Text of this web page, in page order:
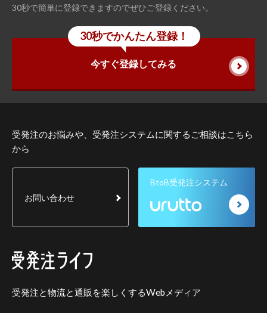
30秒で簡単に登録できますのでぜひご登録ください。
今すぐ登録してみる
30秒でかんたん登録！
受発注のお悩みや、受発注システムに関するご相談はこちら
から
お問い合わせ
BtoB受発注システム
受発注と物流と通販を楽しくするWebメディア